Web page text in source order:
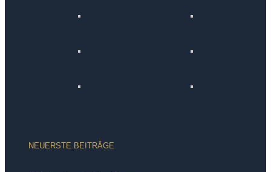
NEUERSTE BEITRÄGE